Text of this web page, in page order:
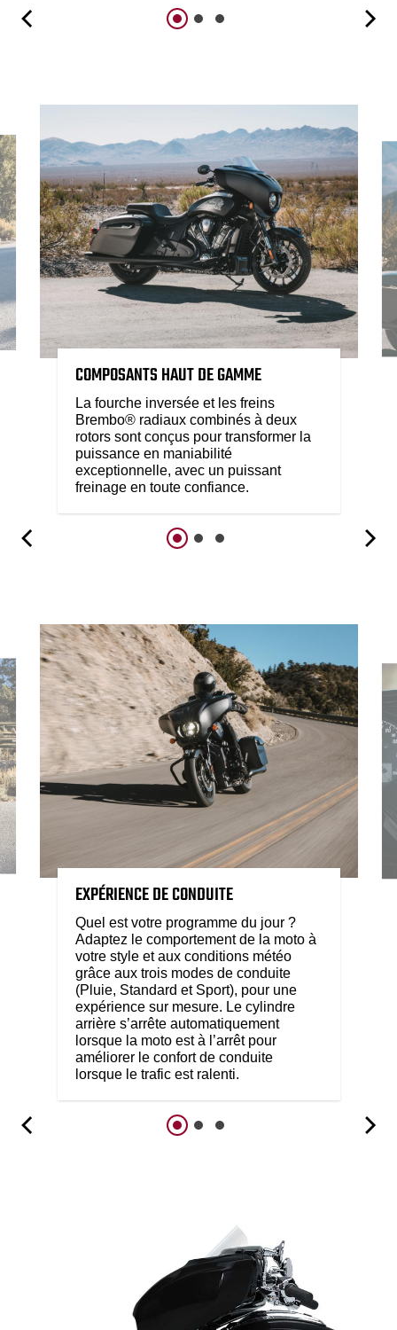
COMPOSANTS HAUT DE GAMME
La fourche inversée et les freins
Brembo® radiaux combinés à deux
rotors sont conçus pour transformer la
puissance en maniabilité
exceptionnelle, avec un puissant
freinage en toute confiance.
EXPÉRIENCE DE CONDUITE
Quel est votre programme du jour ?
Adaptez le comportement de la moto à
votre style et aux conditions météo
grâce aux trois modes de conduite
(Pluie, Standard et Sport), pour une
expérience sur mesure. Le cylindre
arrière s’arrête automatiquement
lorsque la moto est à l’arrêt pour
améliorer le confort de conduite
lorsque le trafic est ralenti.